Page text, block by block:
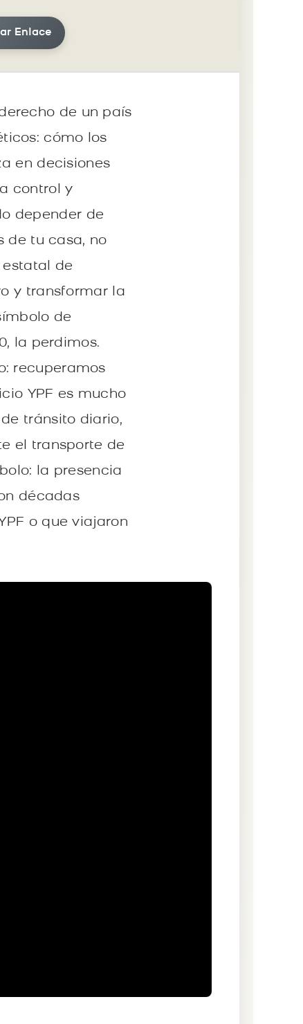
Enlace
de un país
cómo los
en decisiones
control y
depender de
de tu casa, no
estatal de
y transformar la
de
la perdimos.
recuperamos
YPF es mucho
tránsito diario,
el transporte de
la presencia
décadas
o que viajaron